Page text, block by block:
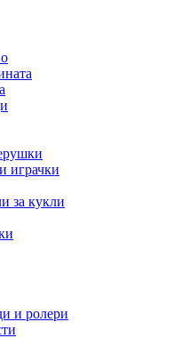
играчки
за кукли
и ролери